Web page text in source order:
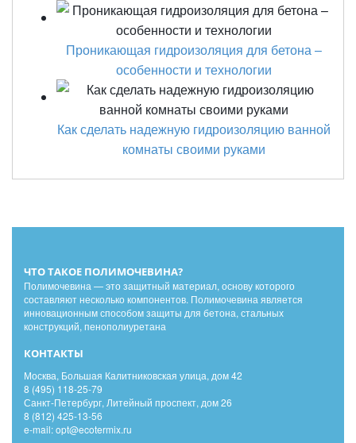
Проникающая гидроизоляция для бетона –
особенности и технологии
Как сделать надежную гидроизоляцию ванной
комнаты своими руками
ЧТО ТАКОЕ ПОЛИМОЧЕВИНА?
Полимочевина — это защитный материал, основу которого
составляют несколько компонентов. Полимочевина является
инновационным способом защиты для бетона, стальных
конструкций, пенополиуретана
КОНТАКТЫ
Москва, Большая Калитниковская улица, дом 42
8 (495) 118-25-79
Санкт-Петербург, Литейный проспект, дом 26
8 (812) 425-13-56
e-mail: opt@ecotermix.ru